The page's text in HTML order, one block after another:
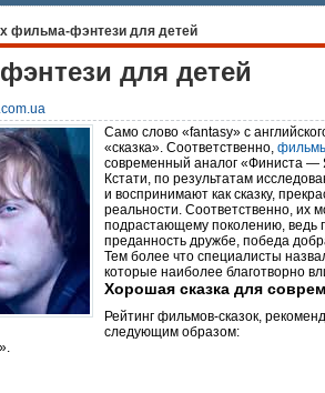
фильма-фэнтези для детей
для детей
Само слово «fantasy» с
«сказка». Соответственно,
современный аналог «Финиста —
Кстати, по результатам
и воспринимают как сказку,
реальности. Соответственно, их
подрастающему поколению, ведь
преданность дружбе, победа
Тем более что специалисты
которые наиболее благотворно
Хорошая сказка для
Рейтинг фильмов-сказок,
следующим образом: